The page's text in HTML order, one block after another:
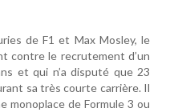
de F1 et Max Mosley, le
contre le recrutement d’un
et qui n’a disputé que 23
sa très courte carrière. Il
monoplace de Formule 3 ou